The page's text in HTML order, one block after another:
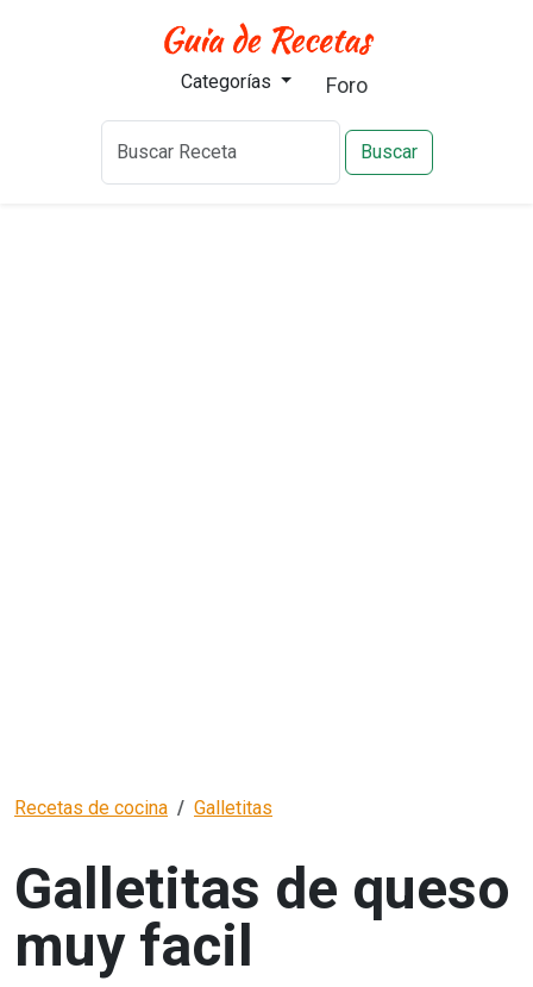
Categorías Foro
Buscar
Recetas de cocina Galletitas
Galletitas de queso
muy facil